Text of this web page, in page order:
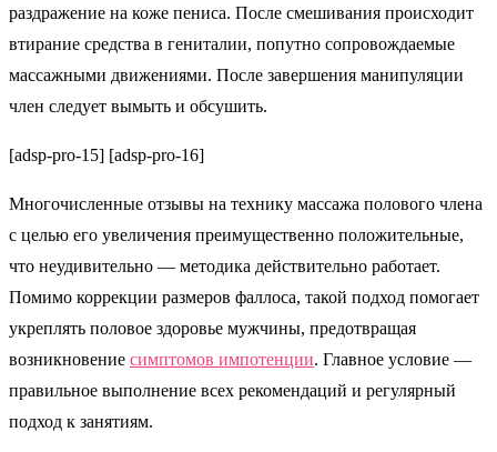
раздражение на коже пениса. После смешивания происходит
втирание средства в гениталии, попутно сопровождаемые
массажными движениями. После завершения манипуляции
член следует вымыть и обсушить.
[adsp-pro-15] [adsp-pro-16]
Многочисленные отзывы на технику массажа полового члена
с целью его увеличения преимущественно положительные,
что неудивительно — методика действительно работает.
Помимо коррекции размеров фаллоса, такой подход помогает
укреплять половое здоровье мужчины, предотвращая
возникновение симптомов импотенции. Главное условие —
правильное выполнение всех рекомендаций и регулярный
подход к занятиям.